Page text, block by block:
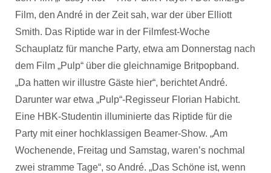
Film, den André in der Zeit sah, war der über Elliott
Smith. Das Riptide war in der Filmfest-Woche
Schauplatz für manche Party, etwa am Donnerstag nach
dem Film „Pulp“ über die gleichnamige Britpopband.
„Da hatten wir illustre Gäste hier“, berichtet André.
Darunter war etwa „Pulp“-Regisseur Florian Habicht.
Eine HBK-Studentin illuminierte das Riptide für die
Party mit einer hochklassigen Beamer-Show. „Am
Wochenende, Freitag und Samstag, waren’s nochmal
zwei stramme Tage“, so André. „Das Schöne ist, wenn